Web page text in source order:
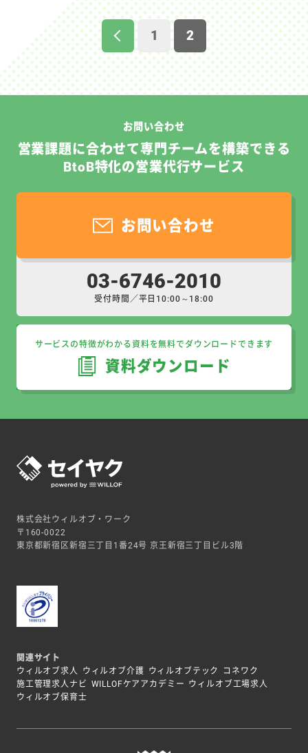
1 2
お問い合わせ
営業課題に合わせて専門チームを構築できる
BtoB特化の営業代行サービス
お問い合わせ
03-6746-2010
受付時間／平日10:00～18:00
サービスの特徴がわかる資料を無料でダウンロードできます
資料ダウンロード
株式会社ウィルオブ・ワーク
〒160-0022
東京都新宿区新宿三丁目1番24号 京王新宿三丁目ビル3階
関連サイト
ウィルオブ求人
ウィルオブ介護 ウィルオブテック
コネワク
施工管理求人ナビ WILLOFケアアカデミー ウィルオブ工場求人
ウィルオブ保育士